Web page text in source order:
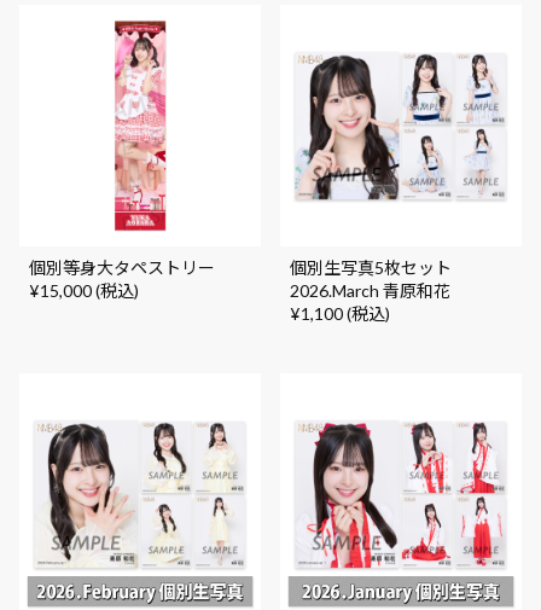
個別等身大タペストリー
¥15,000 (税込)
個別生写真5枚セット
2026.March 青原和花
¥1,100 (税込)